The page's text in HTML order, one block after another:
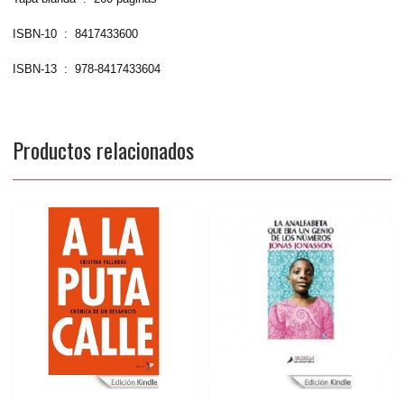
ISBN-10 ‏ : ‎ 8417433600
ISBN-13 ‏ : ‎ 978-8417433604
Productos relacionados